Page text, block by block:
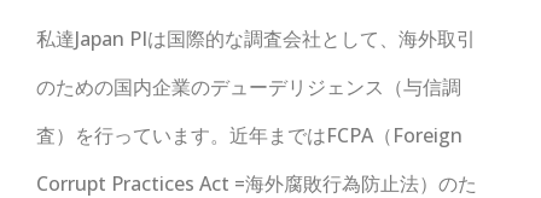
私達Japan PIは国際的な調査会社として、海外取引
のための国内企業のデューデリジェンス（与信調
査）を行っています。近年まではFCPA（Foreign
Corrupt Practices Act =海外腐敗行為防止法）のた